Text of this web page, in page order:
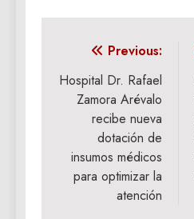
Navegación
de
entradas
Previous:
Hospital Dr. Rafael
Zamora Arévalo
recibe nueva
dotación de
insumos médicos
para optimizar la
atención